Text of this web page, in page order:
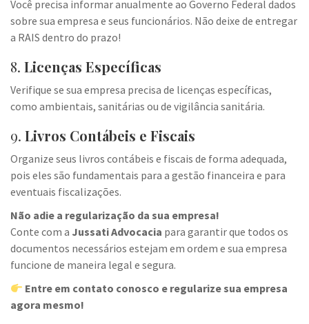
Você precisa informar anualmente ao Governo Federal dados
sobre sua empresa e seus funcionários. Não deixe de entregar
a RAIS dentro do prazo!
8. Licenças Específicas
Verifique se sua empresa precisa de licenças específicas,
como ambientais, sanitárias ou de vigilância sanitária.
9. Livros Contábeis e Fiscais
Organize seus livros contábeis e fiscais de forma adequada,
pois eles são fundamentais para a gestão financeira e para
eventuais fiscalizações.
Não adie a regularização da sua empresa!
Conte com a Jussati Advocacia para garantir que todos os
documentos necessários estejam em ordem e sua empresa
funcione de maneira legal e segura.
Entre em contato conosco e regularize sua empresa
agora mesmo!